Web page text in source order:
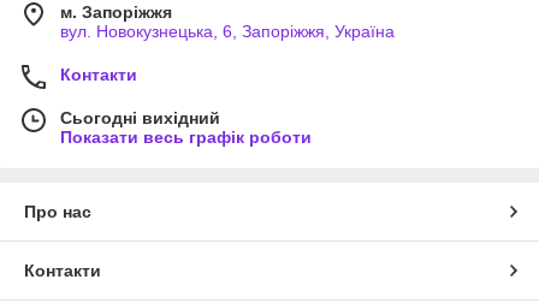
м. Запоріжжя
вул. Новокузнецька, 6, Запоріжжя, Україна
Контакти
Сьогодні вихідний
Показати весь графік роботи
Про нас
Контакти